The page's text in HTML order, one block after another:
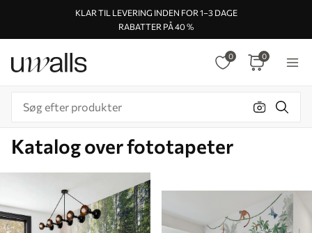
KLAR TIL LEVERING INDEN FOR 1–3 DAGE
RABATTER PÅ 40 %
0 0
Katalog over fototapeter